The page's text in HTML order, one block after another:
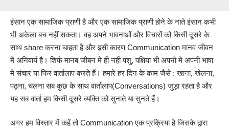
इंसान एक सामाजिक प्राणी है और एक सामाजिक प्राणी होने के नाते इंसान कभी
भी अकेला बच नहीं सकता। वह अपने भावनाओं और विचारों को किसी दूसरे के
साथ share करना चाहता है और इसी कारण Communication मानव जीवन
में अनिवार्य है। शिर्फ मानब जीबन मे ही नही पशु, पक्षिया भी अपनो मे अपनी भाषा
मे संचार या फिर वार्तालाप करते हैं। हमारे हर दिन के काम जैसे : खाना, खेलना,
पढ़ना, चलना सब कुछ के साथ वार्तालाप(Conversations) जुड़ा रहता है और
यह सब वार्ता हम किसी दूसरे व्यक्ति को सुनाते या सुनते हैं।
अगर हम विस्तार में कहें तो Communication एक प्रक्रिया है जिसके द्वारा